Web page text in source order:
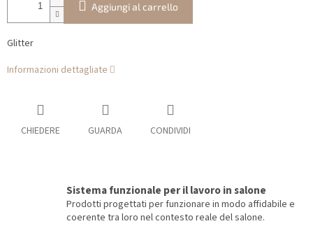
Aggiungi al carrello
Glitter
Informazioni dettagliate
CHIEDERE GUARDA CONDIVIDI
Sistema funzionale per il lavoro in salone
Prodotti progettati per funzionare in modo affidabile e
coerente tra loro nel contesto reale del salone.